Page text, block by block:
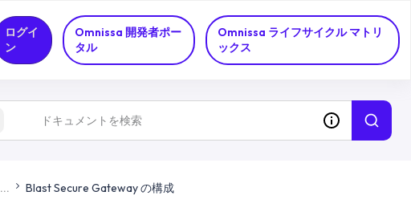
Omnissa 開発者ポー
タル
Omnissa ライフサイクル マトリ
ックス
ログイ
ン
... Blast Secure Gateway の構成